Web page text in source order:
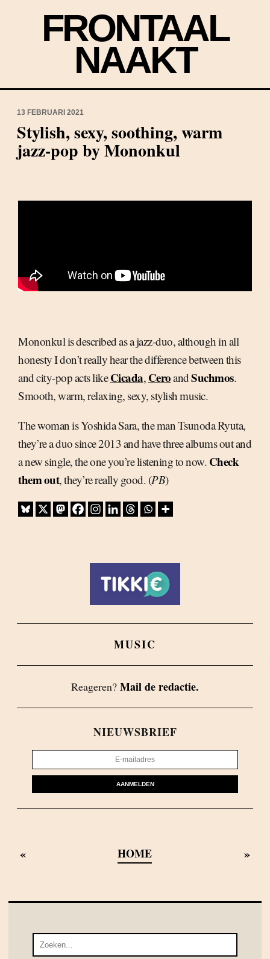
FRONTAAL
NAAKT
13 FEBRUARI 2021
Stylish, sexy, soothing, warm
jazz-pop by Mononkul
Mononkul is described as a jazz-duo, although in all
honesty I don’t really hear the difference between this
and city-pop acts likeCicada, CeroandSuchmos.
Smooth, warm, relaxing, sexy, stylish music.
The woman is Yoshida Sara, the man Tsunoda Ryuta,
they’re a duo since 2013 and have three albums out and
a new single, the one you’re listening to now. Check
them out, they’re really good. (PB)
MUSIC
Reageren? Mail de redactie.
NIEUWSBRIEF
AANMELDEN
« HOME »